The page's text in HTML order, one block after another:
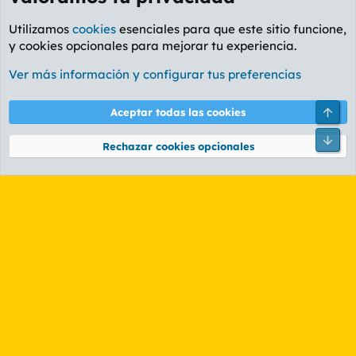
Foro Rapiñas
Cookies
PL OLDSTYLE AMARILLO
Términos y reglas Política de privacidad Ayuda
Community platform by XenForo® © 2010-2026 XenForo Ltd.
Utilizamos cookies esenciales para que este sitio funcione,
y cookies opcionales para mejorar tu experiencia.
Ver más información y configurar tus preferencias
Aceptar todas las cookies
Rechazar cookies opcionales
Pie